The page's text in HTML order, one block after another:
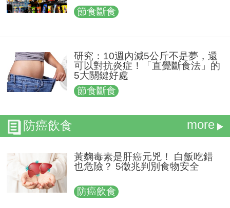
節食斷食
研究：10週內減5公斤不是夢，還
可以對抗炎症！「直覺斷食法」的
5大關鍵好處
節食斷食
防癌飲食 more
黃麴毒素是肝癌元兇！ 白飯吃錯
也危險？ 5徵兆判別食物安全
防癌飲食